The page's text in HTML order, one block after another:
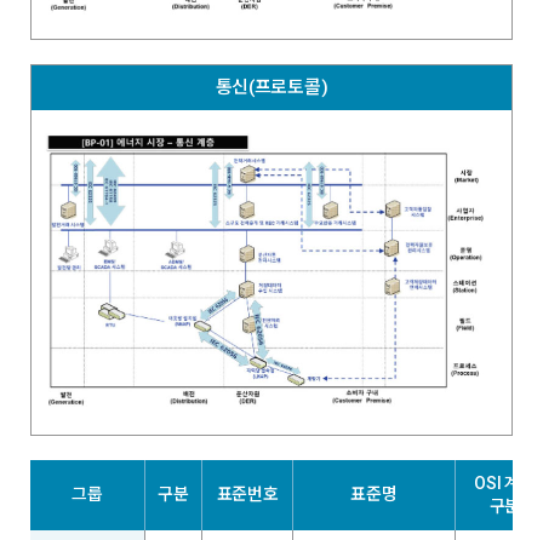
통신(프로토콜)
그룹 구분 표준번호 표준명
OSI 계층
구분